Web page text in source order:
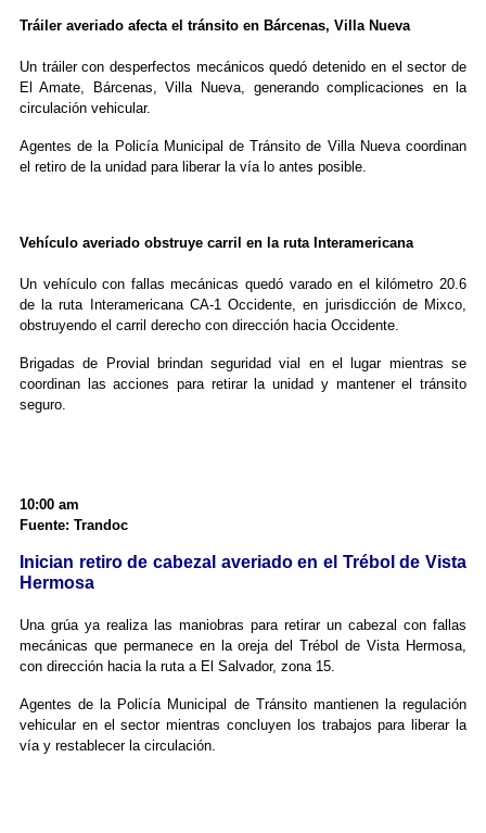
Tráiler averiado afecta el tránsito en Bárcenas, Villa Nueva
Un tráiler con desperfectos mecánicos quedó detenido en el sector de
El Amate, Bárcenas, Villa Nueva, generando complicaciones en la
circulación vehicular.
Agentes de la Policía Municipal de Tránsito de Villa Nueva coordinan
el retiro de la unidad para liberar la vía lo antes posible.
Vehículo averiado obstruye carril en la ruta Interamericana
Un vehículo con fallas mecánicas quedó varado en el kilómetro 20.6
de la ruta Interamericana CA-1 Occidente, en jurisdicción de Mixco,
obstruyendo el carril derecho con dirección hacia Occidente.
Brigadas de Provial brindan seguridad vial en el lugar mientras se
coordinan las acciones para retirar la unidad y mantener el tránsito
seguro.
10:00 am
Fuente: Trandoc
Inician retiro de cabezal averiado en el Trébol de Vista
Hermosa
Una grúa ya realiza las maniobras para retirar un cabezal con fallas
mecánicas que permanece en la oreja del Trébol de Vista Hermosa,
con dirección hacia la ruta a El Salvador, zona 15.
Agentes de la Policía Municipal de Tránsito mantienen la regulación
vehicular en el sector mientras concluyen los trabajos para liberar la
vía y restablecer la circulación.